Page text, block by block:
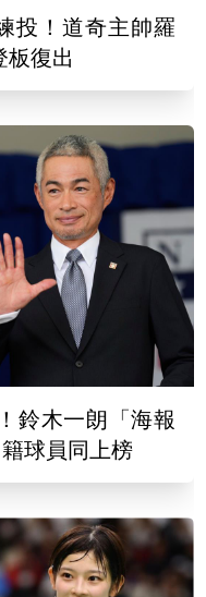
投！道奇主帥羅
板復出
鈴木一朗「海報
球員同上榜